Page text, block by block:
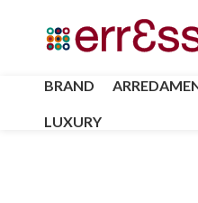
BRAND
LUXURY